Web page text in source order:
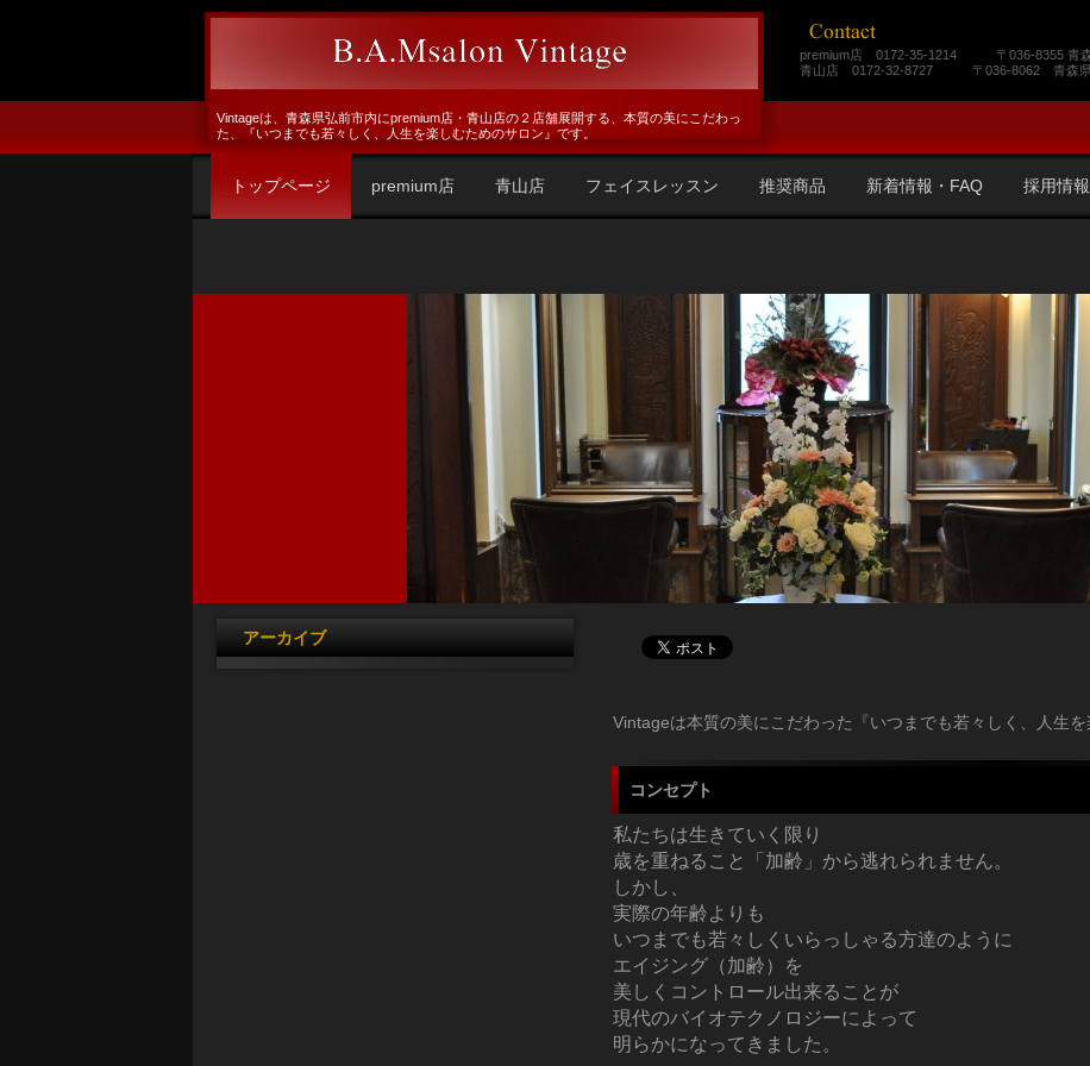
Vintageは、青森県弘前市内にpremium店・青山店の２店舗展開する、本質の美にこだわっ
た、『いつまでも若々しく、人生を楽しむためのサロン』です。
premium店 0172-35-1214 〒036-8355 青森
青山店 0172-32-8727 〒036-8062 青森県
トップページ premium店 青山店 フェイスレッスン 推奨商品 新着情報・FAQ 採用情報
Vintageは本質の美にこだわった『いつまでも若々しく、人生を
コンセプト
私たちは生きていく限り
歳を重ねること「加齢」から逃れられません。
しかし、
実際の年齢よりも
いつまでも若々しくいらっしゃる方達のように
エイジング（加齢）を
美しくコントロール出来ることが
現代のバイオテクノロジーによって
明らかになってきました。
アーカイブ